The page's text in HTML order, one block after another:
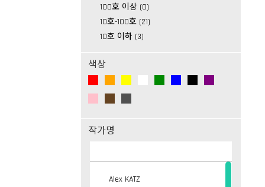
100호 이상 (0)
10호-100호 (21)
10호 이하 (3)
색상
작가명
Alex KATZ